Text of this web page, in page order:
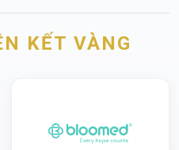
KẾT VÀNG